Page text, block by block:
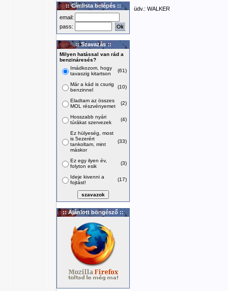
:: Címlista belépés ::
email:
pass:
:: Szavazás ::
Milyen hatással van rád a
benzináresés?
Imádkozom, hogy
tavaszig kitartson
(61)
Már a kád is csurig
benzinnel
(10)
Eladtam az összes
MOL részvényemet
(2)
Hosszabb nyári
túrákat szervezek
(4)
Ez hülyeség, most
is 5ezerért
tankoltam, mint
máskor
(33)
Ez egy ilyen év,
folyton esik
(3)
Ideje kivenni a
fojtást!
(17)
:: Ajánlott böngésző ::
üdv.: WALKER